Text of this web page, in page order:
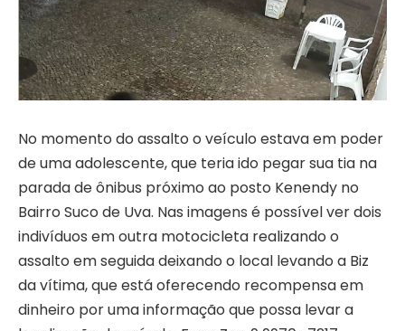
No momento do assalto o veículo estava em poder
de uma adolescente, que teria ido pegar sua tia na
parada de ônibus próximo ao posto Kenendy no
Bairro Suco de Uva. Nas imagens é possível ver dois
indivíduos em outra motocicleta realizando o
assalto em seguida deixando o local levando a Biz
da vítima, que está oferecendo recompensa em
dinheiro por uma informação que possa levar a